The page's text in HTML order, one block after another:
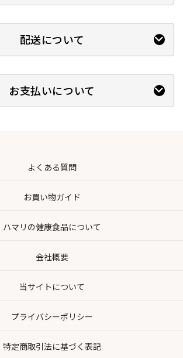
配送について
お支払いについて
よくある質問
お買い物ガイド
ハマリの健康食品について
会社概要
当サイトについて
プライバシーポリシー
特定商取引法に基づく表記